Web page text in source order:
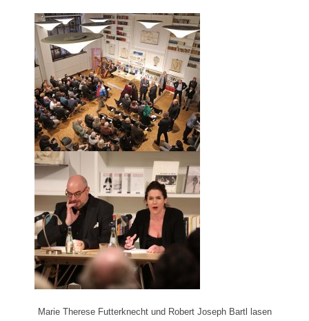
Marie Therese Futterknecht und Robert Joseph Bartl lasen